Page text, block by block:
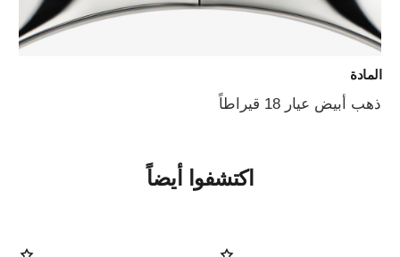
المادة
ذهب أبيض عيار 18 قيراطاً
اكتشفوا أيضاً